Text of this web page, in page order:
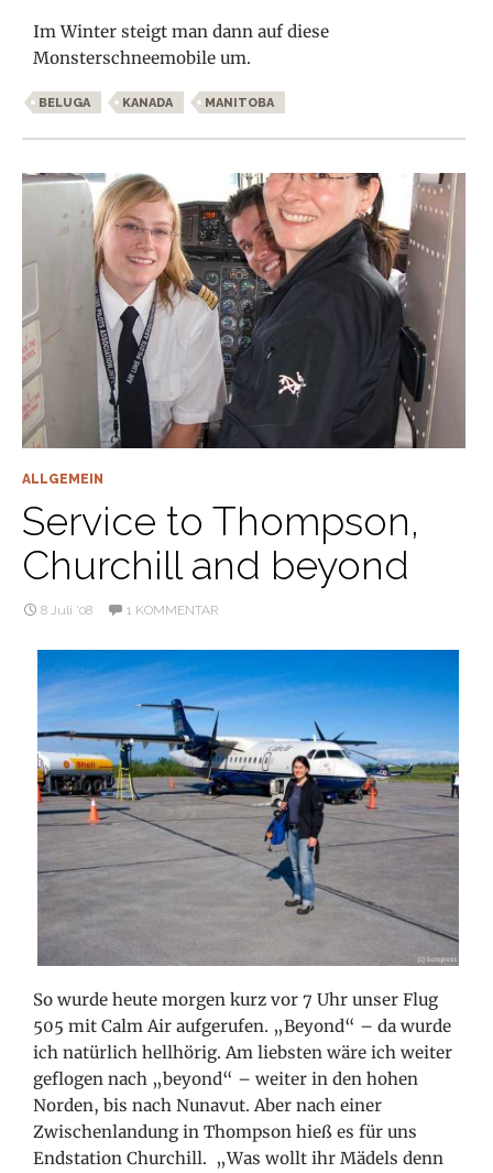
Im Winter steigt man dann auf diese
Monsterschneemobile um.
BELUGA KANADA MANITOBA
ALLGEMEIN
Service to Thompson,
Churchill and beyond
8 Juli ’08 1 KOMMENTAR
So wurde heute morgen kurz vor 7 Uhr unser Flug
505 mit Calm Air aufgerufen. „Beyond“ – da wurde
ich natürlich hellhörig. Am liebsten wäre ich weiter
geflogen nach „beyond“ – weiter in den hohen
Norden, bis nach Nunavut. Aber nach einer
Zwischenlandung in Thompson hieß es für uns
Endstation Churchill. „Was wollt ihr Mädels denn